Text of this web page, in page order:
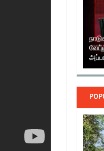
நாடுகடந்த தமிழீழ அரசின்
வேட்பாளர்கள் கலந்துகொள்ளும்